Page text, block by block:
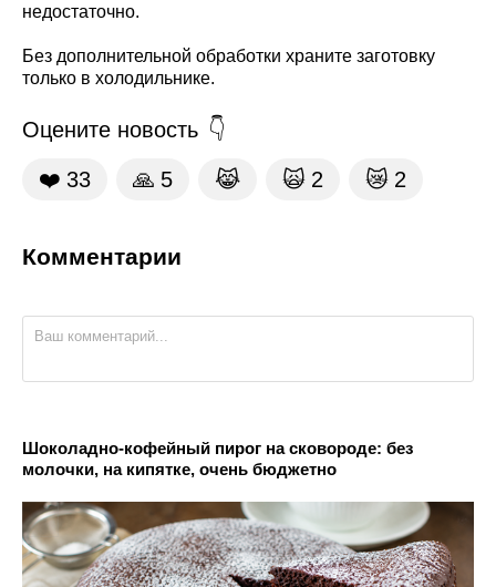
недостаточно.
Без дополнительной обработки храните заготовку
только в холодильнике.
Оцените новость
❤️ 33 🙏 5 😹 🙀 2 😿 2
Комментарии
Шоколадно-кофейный пирог на сковороде: без
молочки, на кипятке, очень бюджетно